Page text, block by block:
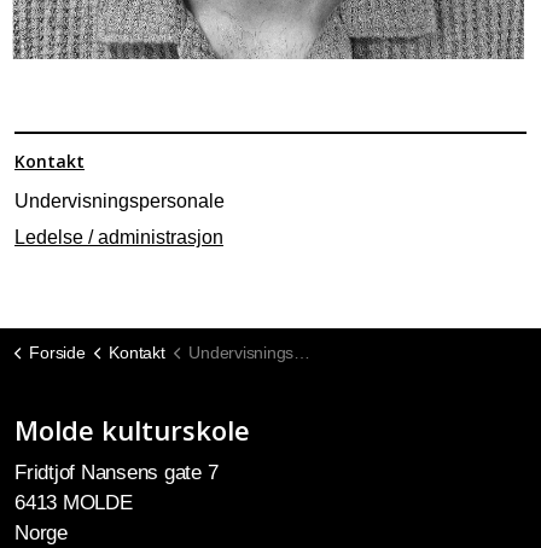
Kontakt
Undervisningspersonale
Ledelse / administrasjon
Forside Kontakt Undervisningspersonale
Molde kulturskole
Fridtjof Nansens gate 7
6413 MOLDE
Norge